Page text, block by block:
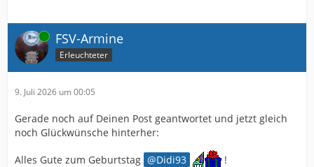
Online FSV-Armine
Erleuchteter
9. Juli 2026 um 00:05
Gerade noch auf Deinen Post geantwortet und jetzt gleich
noch Glückwünsche hinterher:
Alles Gute zum Geburtstag Didi93 !